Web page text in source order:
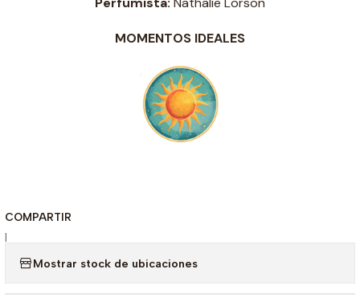
MOMENTOS IDEALES
COMPARTIR
|
Mostrar stock de ubicaciones